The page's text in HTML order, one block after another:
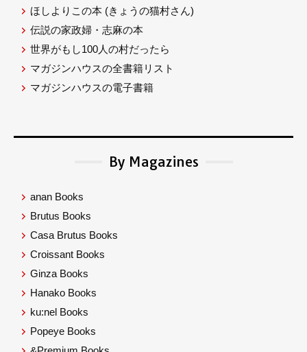
ほしよりこの本 (きょうの猫村さん)
伝説の家政婦・志麻の本
世界がもし100人の村だったら
マガジンハウスの全書籍リスト
マガジンハウスの電子書籍
By Magazines
anan Books
Brutus Books
Casa Brutus Books
Croissant Books
Ginza Books
Hanako Books
ku:nel Books
Popeye Books